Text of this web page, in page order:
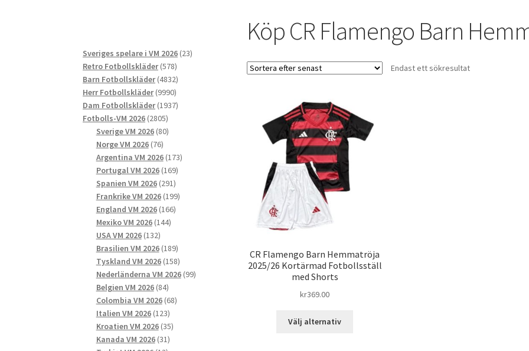
Köp CR Flamengo Barn
Endast ett sökresultat
CR Flamengo Barn Hemmatröja
2025/26 Kortärmad Fotbollsställ
med Shorts
kr369.00
Välj alternativ
Sveriges spelare i VM 2026 2323
Retro Fotbollskläder 578578
produkter
Barn Fotbollskläder 48324832
produkter
Herr Fotbollskläder 99909990
produkter
Dam Fotbollskläder 19371937
Fotbolls-VM 2026 28052805
produkter
Sverige VM 2026 8080
Norge VM 2026 7676
produkter
Argentina VM 2026 173173
Portugal VM 2026 169169
produkter
Spanien VM 2026 291291
produkter
Frankrike VM 2026 199199
England VM 2026 166166
Mexiko VM 2026 144144
USA VM 2026 132132
produkter
Brasilien VM 2026 189189
produkter
Tyskland VM 2026 158158
produkter
Nederländerna VM 2026 9999
Belgien VM 2026 8484
produkter
Colombia VM 2026 6868
Italien VM 2026 123123
produkter
Kroatien VM 2026 3535
Kanada VM 2026 3131